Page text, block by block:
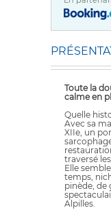
Toute la
calme en
Quelle
Avec sa
XIIe, un
traversé
Elle
temps,
pinède, de
Alpilles.